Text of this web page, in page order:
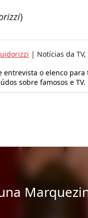
)
| Notícias da
entrevista o elenco
sobre famosos e TV.